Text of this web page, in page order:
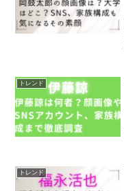
トレンド
トレンド